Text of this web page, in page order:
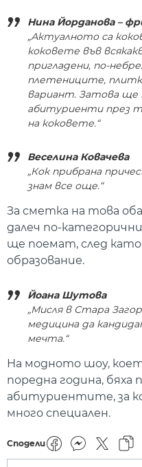
Нина Йорданова –
„Актуалното са
коковете във
пригладени, по-
плетениците,
вариант. Затова ще
абитуриенти през
на коковете.“
Веселина Ковачева
„Кок прибрана
знам все още.“
За сметка на това
далеч по-
ще поемат, след
образование.
Йоана Шутова
„Мисля в Стара
медицина да
мечта.“
На модното шоу,
поредна година, бяха
абитуриентите, за
много специален.
Сподели